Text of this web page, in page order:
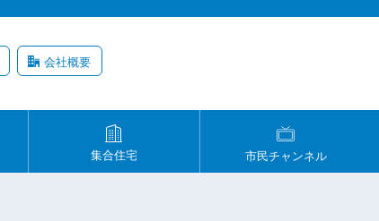
会社概要
集合住宅 市民チャンネル